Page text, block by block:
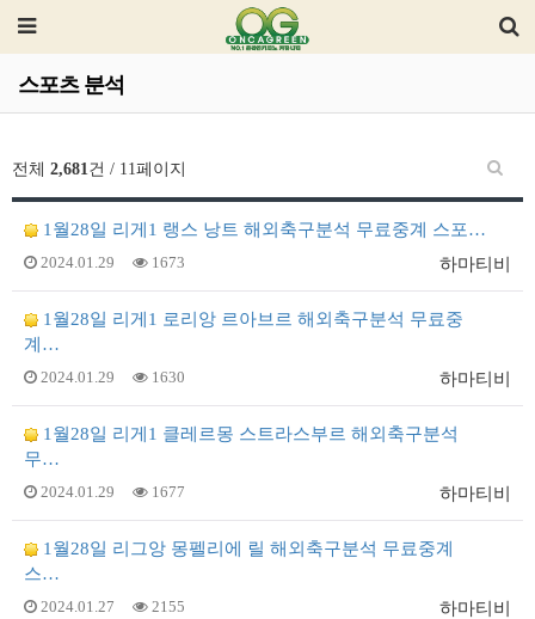
스포츠 분석
전체 2,681건 / 11페이지
1월28일 리게1 랭스 낭트 해외축구분석 무료중계 스포…
하마티비
2024.01.29 1673
1월28일 리게1 로리앙 르아브르 해외축구분석 무료중
계…
하마티비
2024.01.29 1630
1월28일 리게1 클레르몽 스트라스부르 해외축구분석
무…
하마티비
2024.01.29 1677
1월28일 리그앙 몽펠리에 릴 해외축구분석 무료중계
스…
하마티비
2024.01.27 2155